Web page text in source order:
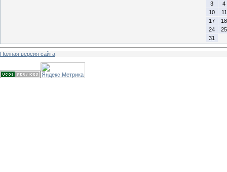
3
4
10
11
17
18
24
25
31
Полная версия сайта